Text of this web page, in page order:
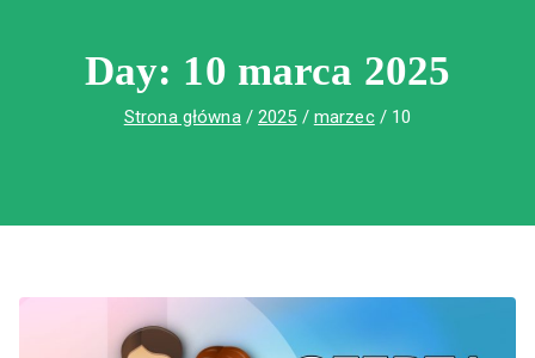
Day: 10 marca 2025
Strona główna 2025 marzec 10